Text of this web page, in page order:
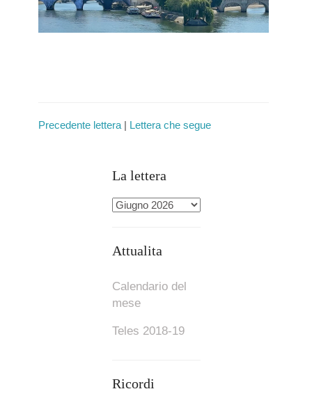
Precedente lettera| Lettera che segue
La lettera
Attualita
Calendario del
mese
Teles 2018-19
Ricordi